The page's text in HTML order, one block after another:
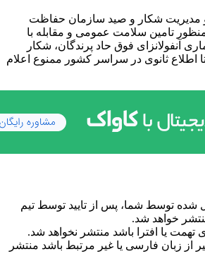
مدیریت شکار و صید سازمان حفاظت
تامین سلامت عمومی و مقابله با
آنفولانزای فوق حاد پرندگان، شکار
اطلاع ثانوی در سراسر کشور ممنوع اعلام
شده توسط شما، پس از تایید توسط تیم
خواهد شد.
تهمت یا افترا باشد منتشر نخواهد شد.
از زبان فارسی یا غیر مرتبط باشد منتشر